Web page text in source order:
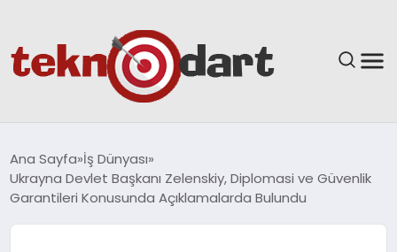
YAŞAM
Ana Sayfa İş Dünyası
Ukrayna Devlet Başkanı Zelenskiy, Diplomasi ve Güvenlik
Garantileri Konusunda Açıklamalarda Bulundu